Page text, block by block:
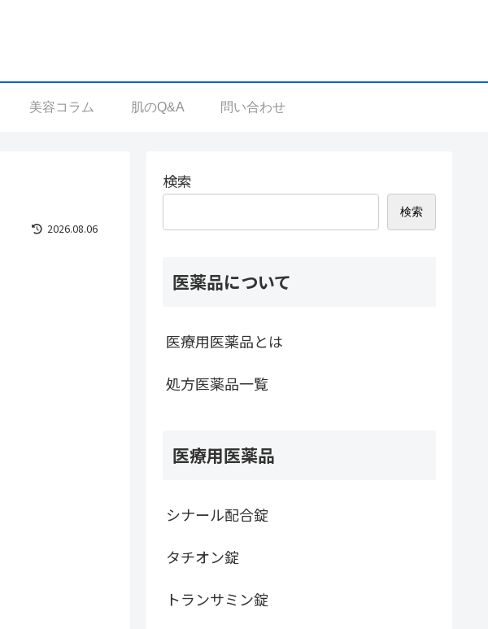
美容コラム 肌のQ&A 問い合わせ
2026.08.06
検索
検索
医薬品について
医療用医薬品とは
処方医薬品一覧
医療用医薬品
シナール配合錠
タチオン錠
トランサミン錠